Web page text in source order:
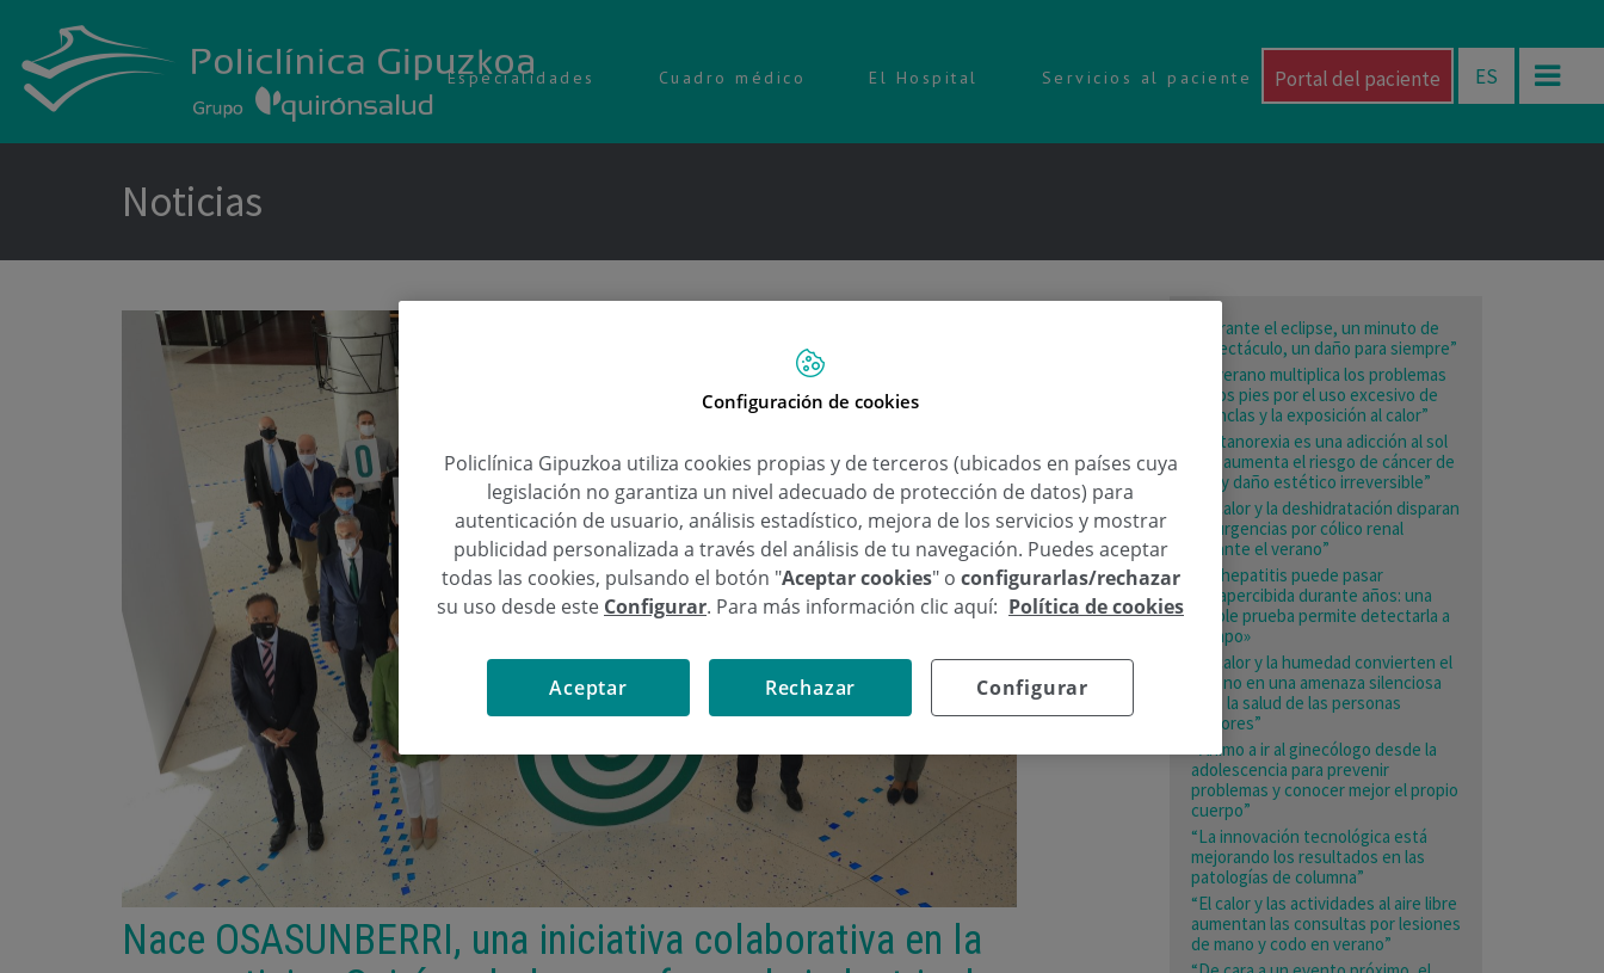
Especialidades Cuadro médico El Hospital Servicios al paciente Portal del paciente ES
Noticias
Nace OSASUNBERRI, una iniciativa colaborativa en la
“Durante el eclipse, un minuto de
espectáculo, un daño para siempre”
“El verano multiplica los problemas
en los pies por el uso excesivo de
chanclas y la exposición al calor”
“La tanorexia es una adicción al sol
que aumenta el riesgo de cáncer de
piel y daño estético irreversible”
“El calor y la deshidratación disparan
las urgencias por cólico renal
durante el verano”
«La hepatitis puede pasar
desapercibida durante años: una
simple prueba permite detectarla a
tiempo»
“El calor y la humedad convierten el
verano en una amenaza silenciosa
para la salud de las personas
mayores”
«Animo a ir al ginecólogo desde la
adolescencia para prevenir
problemas y conocer mejor el propio
cuerpo”
“La innovación tecnológica está
mejorando los resultados en las
patologías de columna”
“El calor y las actividades al aire libre
aumentan las consultas por lesiones
de mano y codo en verano”
Configuración de cookies
Policlínica Gipuzkoa utiliza cookies propias y de terceros (ubicados en países cuya
legislación no garantiza un nivel adecuado de protección de datos) para
autenticación de usuario, análisis estadístico, mejora de los servicios y mostrar
publicidad personalizada a través del análisis de tu navegación. Puedes aceptar
todas las cookies, pulsando el botón "Aceptar cookies" o configurarlas/rechazar
su uso desde este Configurar. Para más información clic aquí: Política de cookies
Configurar
Rechazar
Aceptar